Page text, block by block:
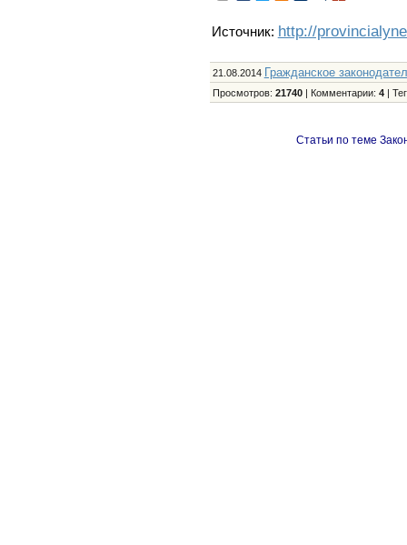
Источник: http://
21.08.2014 Гражданское
Просмотров: 21740| Комментарии: 4|
Статьи по теме